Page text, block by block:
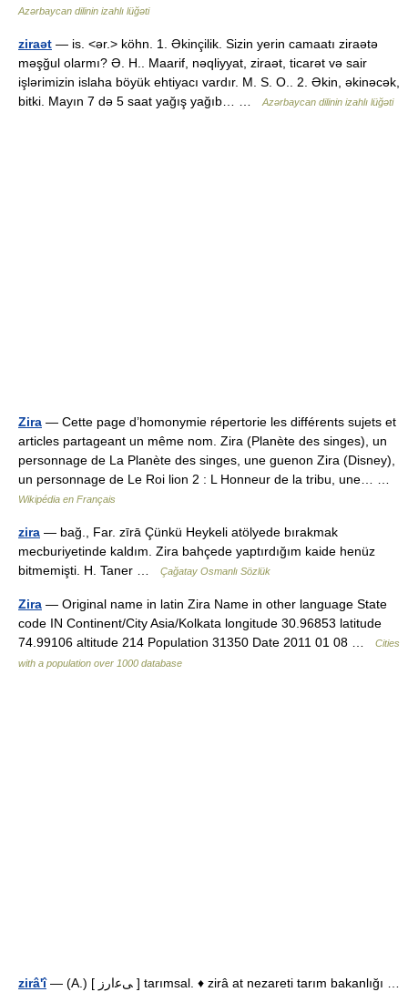
Azərbaycan dilinin izahlı lüğəti
ziraət — is. <ər.> köhn. 1. Əkinçilik. Sizin yerin camaatı ziraətə
məşğul olarmı? Ə. H.. Maarif, nəqliyyat, ziraət, ticarət və sair
işlərimizin islaha böyük ehtiyacı vardır. M. S. O.. 2. Əkin, əkinəcək,
bitki. Mayın 7 də 5 saat yağış yağıb… …Azərbaycan dilinin izahlı lüğəti
Zira — Cette page d’homonymie répertorie les différents sujets et
articles partageant un même nom. Zira (Planète des singes), un
personnage de La Planète des singes, une guenon Zira (Disney),
un personnage de Le Roi lion 2 : L Honneur de la tribu, une… …
Wikipédia en Français
zira — bağ., Far. zīrā Çünkü Heykeli atölyede bırakmak
mecburiyetinde kaldım. Zira bahçede yaptırdığım kaide henüz
bitmemişti. H. Taner …
Çağatay Osmanlı Sözlük
Zira — Original name in latin Zira Name in other language State
code IN Continent/City Asia/Kolkata longitude 30.96853 latitude
74.99106 altitude 214 Population 31350 Date 2011 01 08 …
Cities
with a population over 1000 database
zirâ'î— (A.) [ ﯽﻋارز ] tarımsal. ♦ zirâ at nezareti tarım bakanlığı …